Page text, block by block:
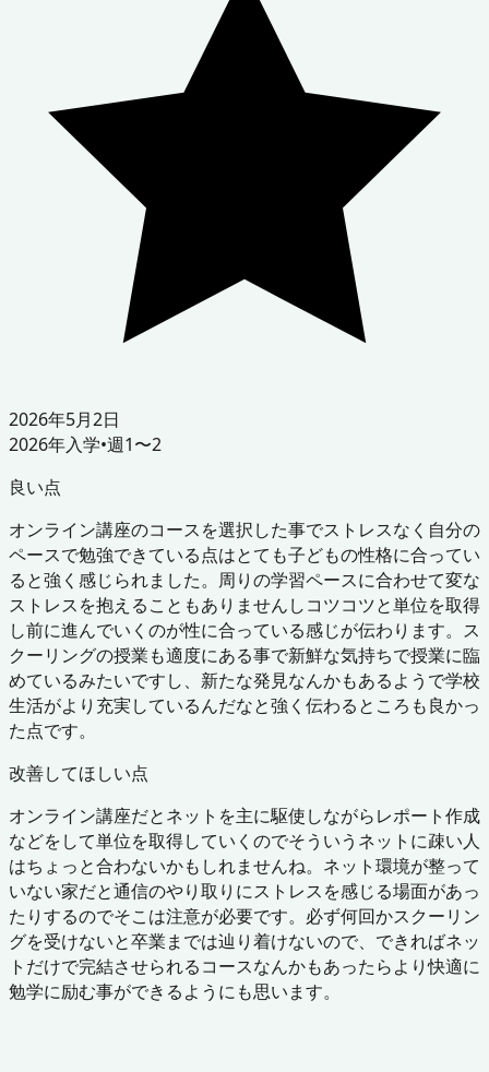
2026年5月2日
2026年入学•週1〜2
良い点
オンライン講座のコースを選択した事でストレスなく自分の
ペースで勉強できている点はとても子どもの性格に合ってい
ると強く感じられました。周りの学習ペースに合わせて変な
ストレスを抱えることもありませんしコツコツと単位を取得
し前に進んでいくのが性に合っている感じが伝わります。ス
クーリングの授業も適度にある事で新鮮な気持ちで授業に臨
めているみたいですし、新たな発見なんかもあるようで学校
生活がより充実しているんだなと強く伝わるところも良かっ
た点です。
改善してほしい点
オンライン講座だとネットを主に駆使しながらレポート作成
などをして単位を取得していくのでそういうネットに疎い人
はちょっと合わないかもしれませんね。ネット環境が整って
いない家だと通信のやり取りにストレスを感じる場面があっ
たりするのでそこは注意が必要です。必ず何回かスクーリン
グを受けないと卒業までは辿り着けないので、できればネッ
トだけで完結させられるコースなんかもあったらより快適に
勉学に励む事ができるようにも思います。